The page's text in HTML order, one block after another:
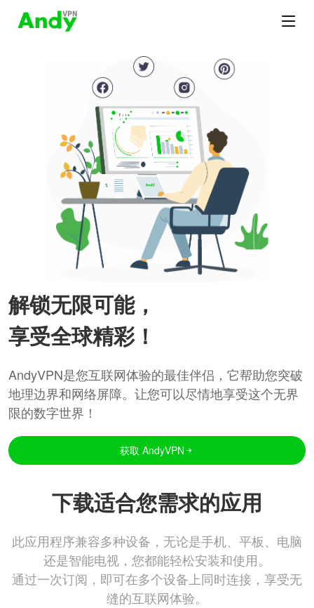
解锁无限可能，
享受全球精彩！
AndyVPN是您互联网体验的最佳伴侣，它帮助您突破
地理边界和网络屏障。让您可以尽情地享受这个无界
限的数字世界！
获取 AndyVPN
下载适合您需求的应用
此应用程序兼容多种设备，无论是手机、平板、电脑
还是智能电视，您都能轻松安装和使用。
通过一次订阅，即可在多个设备上同时连接，享受无
缝的互联网体验。